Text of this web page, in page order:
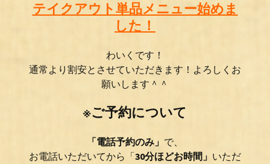
テイクアウト単品メニュー始めま
した！
わいく です！
通常より割安とさせていただきます！よろしくお
願いします＾＾
※ご予約について
「電話予約のみ」 で、
お電話いただいてから「30分ほどお時間」 いただ